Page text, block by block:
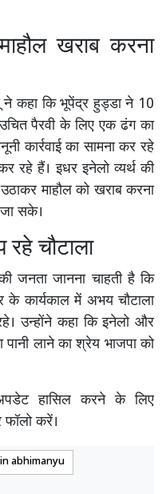
खराब करना
ने कहा कि भूपेंद्र हुड्डा ने 10
पैरवी के लिए एक ढंग का
कार्रवाई का सामना कर रहे
रहे हैं। इधर इनेलो व्यर्थ की
माहौल को खराब करना
जा सके।
चौटाला
जनता जानना चाहती है कि
कार्यकाल में अभय चौटाला
उन्होंने कहा कि इनेलो और
लाने का श्रेय भाजपा को
हासिल करने के लिए
फॉलो करें।
abhimanyu